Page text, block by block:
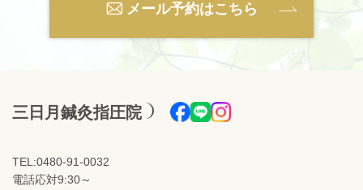
メール予約はこちら
三日月鍼灸指圧院
TEL:0480-91-0032
電話応対9:30～